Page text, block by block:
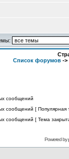
Список форумов->
сообщений
сообщений [ Популярная
сообщений [ Тема
Powered by